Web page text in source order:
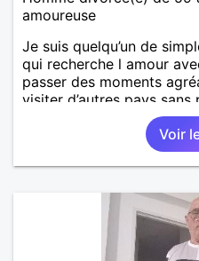
amoureuse
Je suis quelqu’un de
qui recherche l amour
passer des moments
visiter d’autres pays sans
Voir